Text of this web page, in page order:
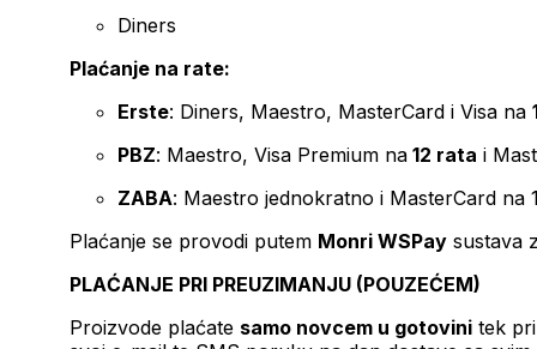
Diners
Plaćanje na rate:
Erste: Diners, Maestro, MasterCard i Visa na
PBZ: Maestro, Visa Premium na 12 rata i
ZABA: Maestro jednokratno i MasterCard na
Plaćanje se provodi putem Monri WSPay sustava
PLAĆANJE PRI PREUZIMANJU (POUZEĆEM)
Proizvode plaćate samo novcem u gotovini tek